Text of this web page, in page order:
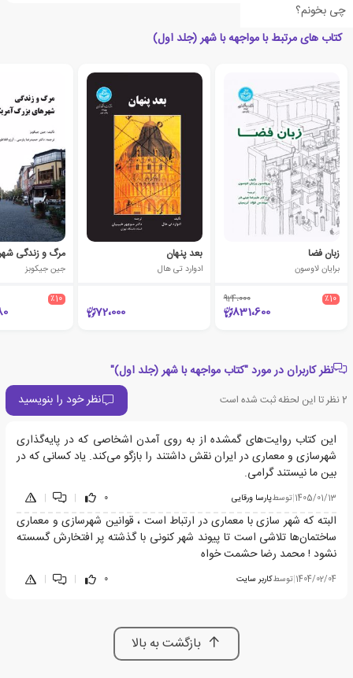
چی بخونم؟
کتاب های مرتبط با مواجهه با شهر (جلد اول)
زبان فضا
برایان لاوسون
٪10 924،000
831،600
بعد پنهان
ادوارد تی هال
72،000
جین جیکوبز
٪10
نظر کاربران در مورد "کتاب مواجهه با شهر (جلد اول)"
2نظر تا این لحظه ثبت شده است نظر خود را بنویسید
این کتاب روایت‌های گمشده از به روی آمدن اشخاصی که در پایه‌گذاری
شهرسازی و معماری در ایران نقش داشتند را بازگو می‌کند. یاد کسانی که در
بین ما نیستند گرامی.
1405/01/13
|توسطپارسا ورقایی 0
|
|
البته که شهر سازی با معماری در ارتباط است ، قوانین شهرسازی و معماری
ساختمان‌ها تلاشی است تا پیوند شهر کنونی با گذشته پر افتخارش گسسته
نشود ! محمد رضا حشمت خواه
1404/02/04
|توسطکاربر سایت 0
|
|
بازگشت به بالا